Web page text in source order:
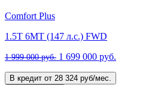
Comfort Plus
1.5T 6МТ (147 л.с.) FWD
1 999 000 руб. 1 699 000 руб.
В кредит от 28 324 руб/мес.